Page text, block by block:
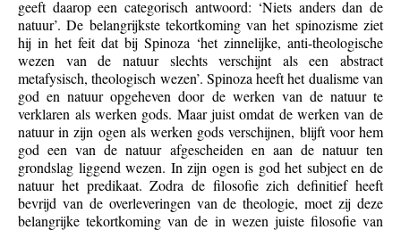
geeft daarop een categorisch antwoord: ‘Niets anders dan de
natuur’. De belangrijkste tekortkoming van het spinozisme ziet
hij in het feit dat bij Spinoza ‘het zinnelijke, anti-theologische
wezen van de natuur slechts verschijnt als een abstract
metafysisch, theologisch wezen’. Spinoza heeft het dualisme van
god en natuur opgeheven door de werken van de natuur te
verklaren als werken gods. Maar juist omdat de werken van de
natuur in zijn ogen als werken gods verschijnen, blijft voor hem
god een van de natuur afgescheiden en aan de natuur ten
grondslag liggend wezen. In zijn ogen is god het subject en de
natuur het predikaat. Zodra de filosofie zich definitief heeft
bevrijd van de overleveringen van de theologie, moet zij deze
belangrijke tekortkoming van de in wezen juiste filosofie van